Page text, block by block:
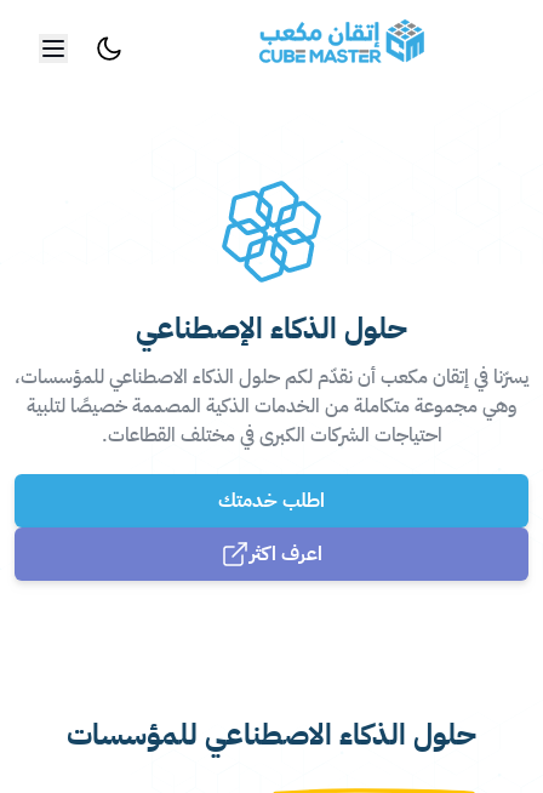
تخطي إلى المحتوى الرئيسي
حلول الذكاء الإصطناعي
يسرّنا في إتقان مكعب أن نقدّم لكم حلول الذكاء الاصطناعي للمؤسسات،
وهي مجموعة متكاملة من الخدمات الذكية المصممة خصيصًا لتلبية
احتياجات الشركات الكبرى في مختلف القطاعات.
اطلب خدمتك
اعرف اكثر
حلول الذكاء الاصطناعي للمؤسسات